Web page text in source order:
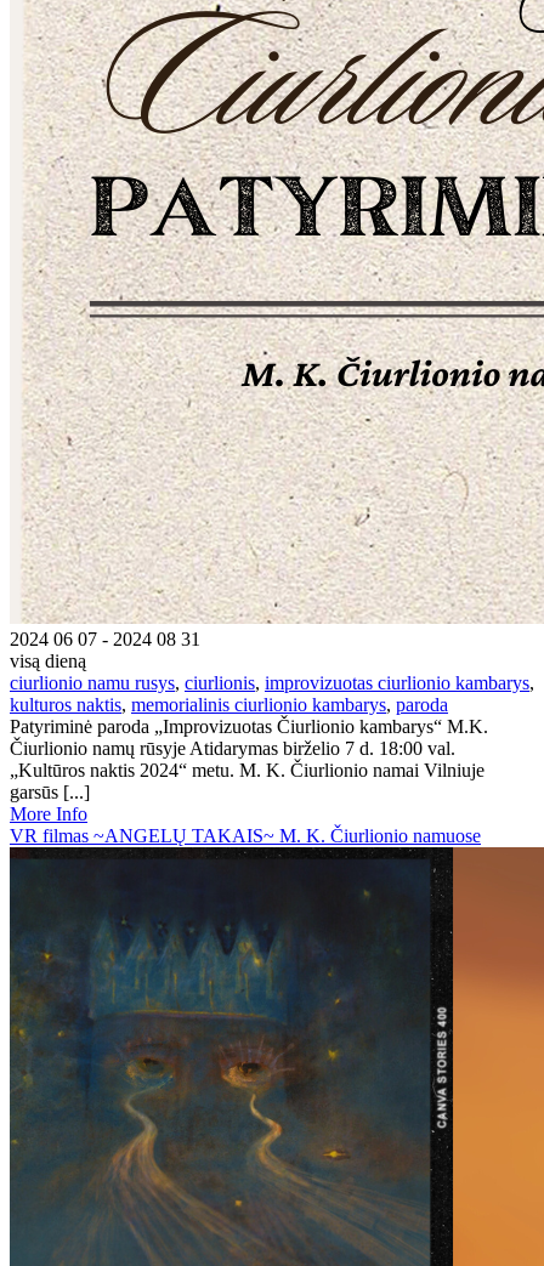
2024 06 07 - 2024 08 31
visą dieną
ciurlionio namu rusys, ciurlionis, improvizuotas ciurlionio kambarys,
kulturos naktis, memorialinis ciurlionio kambarys, paroda
Patyriminė paroda „Improvizuotas Čiurlionio kambarys“ M.K.
Čiurlionio namų rūsyje Atidarymas birželio 7 d. 18:00 val.
„Kultūros naktis 2024“ metu. M. K. Čiurlionio namai Vilniuje
garsūs [...]
More Info
VR filmas ~ANGELŲ TAKAIS~ M. K. Čiurlionio namuose